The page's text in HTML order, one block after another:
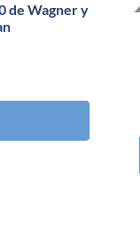
de Wagner y